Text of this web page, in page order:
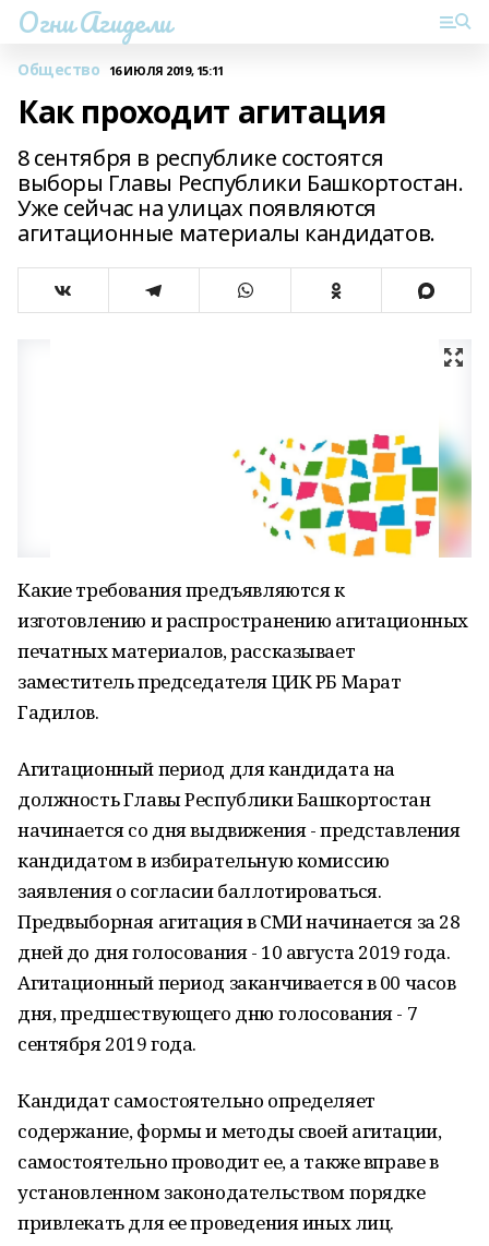
Огни Агидели
Общество 16 ИЮЛЯ 2019, 15:11
Как проходит агитация
8 сентября в республике состоятся
выборы Главы Республики Башкортостан.
Уже сейчас на улицах появляются
агитационные материалы кандидатов.
Какие требования предъявляются к
изготовлению и распространению агитационных
печатных материалов, рассказывает
заместитель председателя ЦИК РБ Марат
Гадилов.
Агитационный период для кандидата на
должность Главы Республики Башкортостан
начинается со дня выдвижения - представления
кандидатом в избирательную комиссию
заявления о согласии баллотироваться.
Предвыборная агитация в СМИ начинается за 28
дней до дня голосования - 10 августа 2019 года.
Агитационный период заканчивается в 00 часов
дня, предшествующего дню голосования - 7
сентября 2019 года.
Кандидат самостоятельно определяет
содержание, формы и методы своей агитации,
самостоятельно проводит ее, а также вправе в
установленном законодательством порядке
привлекать для ее проведения иных лиц.